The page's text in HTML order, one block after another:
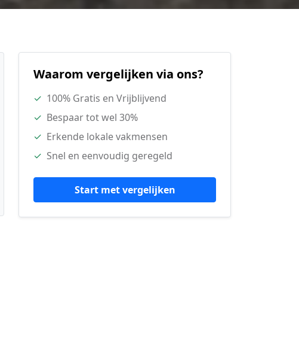
Waarom vergelijken via ons?
✓ 100% Gratis en Vrijblijvend
✓ Bespaar tot wel 30%
✓ Erkende lokale vakmensen
✓ Snel en eenvoudig geregeld
Start met vergelijken